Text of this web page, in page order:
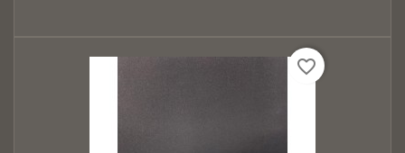
favorite_border